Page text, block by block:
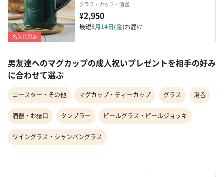
名入れ対応
グラス・カップ・酒器
¥2,950
最短8月14日(金)お届け
男友達へのマグカップの成人祝いプレゼントを相手の好み
に合わせて選ぶ
コースター・その他 マグカップ・ティーカップ グラス 湯呑
酒器・お猪口 タンブラー ビールグラス・ビールジョッキ
ワイングラス・シャンパングラス